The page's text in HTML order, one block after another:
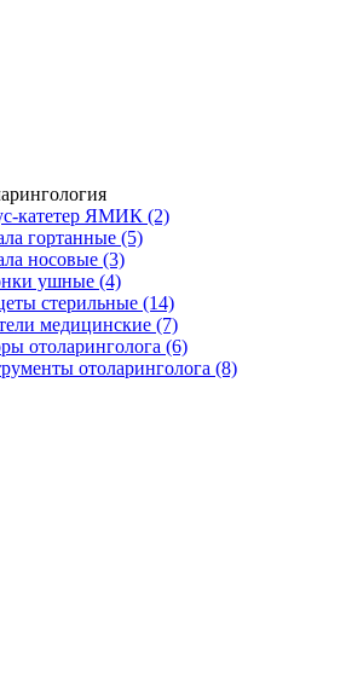
катетер ЯМИК (2)
гортанные (5)
носовые (3)
ушные (4)
стерильные (14)
медицинские (7)
отоларинголога (6)
отоларинголога (8)